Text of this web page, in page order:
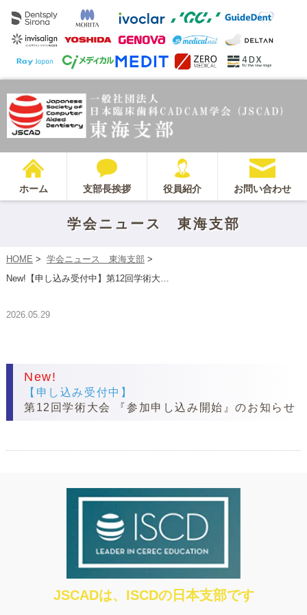
ホーム 支部長挨拶 役員紹介 お問い合わせ
学会ニュース 東海支部
HOME > 学会ニュース 東海支部>
New!【申し込み受付中】第12回学術大…
2026.05.29
New!
【申し込み受付中】
第12回学術大会 『参加申し込み開始』のお知らせ
JSCADは、ISCDの日本支部です